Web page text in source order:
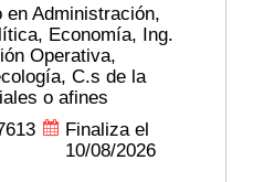
en Administración,
Economía, Ing.
Operativa,
C.s de la
o afines
Finaliza el
10/08/2026